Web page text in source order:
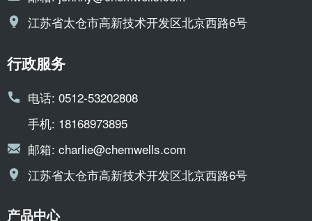
江苏省太仓市高新技术开发区北京西路6号
行政服务
电话: 0512-53202808
手机: 18168973895
邮箱: charlie@chemwells.com
江苏省太仓市高新技术开发区北京西路6号
产品中心